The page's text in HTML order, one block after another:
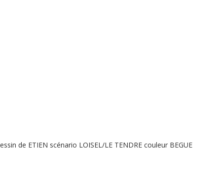
de ETIEN scénario LOISEL/LE TENDRE couleur BEGUE